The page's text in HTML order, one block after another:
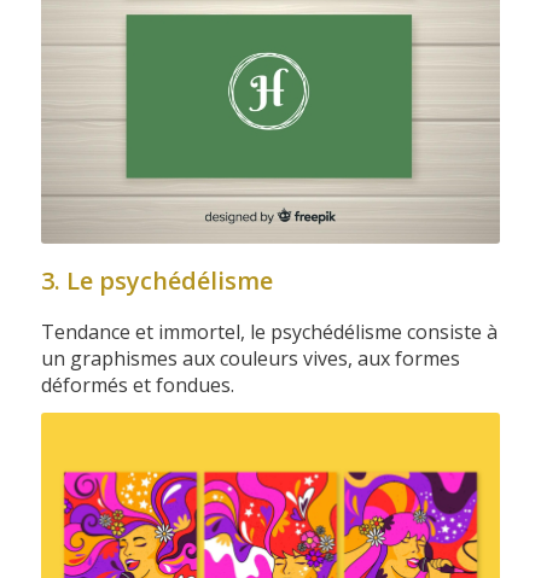
3. Le psychédélisme
Tendance et immortel, le psychédélisme consiste à
un graphismes aux couleurs vives, aux formes
déformés et fondues.